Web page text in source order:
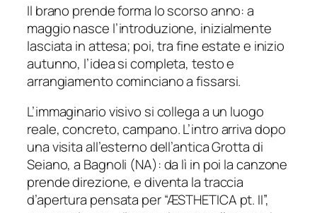
Il brano prende forma lo scorso anno: a
maggio nasce l’introduzione, inizialmente
lasciata in attesa; poi, tra fine estate e inizio
autunno, l’idea si completa, testo e
arrangiamento cominciano a fissarsi.
L’immaginario visivo si collega a un luogo
reale, concreto, campano. L’intro arriva dopo
una visita all’esterno dell’antica Grotta di
Seiano, a Bagnoli (NA): da lì in poi la canzone
prende direzione, e diventa la traccia
d’apertura pensata per “ÆSTHETICA pt. II”,